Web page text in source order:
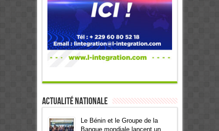
Actualité Nationale
Le Bénin et le Groupe de la
Banque mondiale lancent un